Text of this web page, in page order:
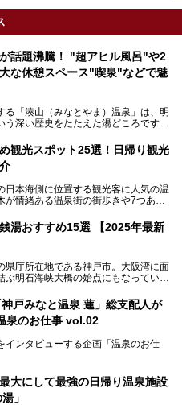
話題沸騰！ "超アヒル風呂"や2
な休憩スペース"喫泉"などで魅
る「湊山（みなとやま）温泉」は、明
深い歴史をたたえた湯どころです。
ちゃん。さらに、ゆったりくつろげて
休憩スペースも人気に。斬新な企画や
かせる湊山温泉の魅力をリポートしま
観光スポット25選！日帰り観光
日本海側に位置する観光客に人気の温
が情緒ある温泉街の街歩きや7つある
駅から温泉街が近く、歩いて回るのに
日帰りでの訪問にもおすすめです。
クアップ。温泉やご当地グルメなどを
モデルコースも紹介しているので、ぜ
湯おすすめ15選 【2025年最新
県庁所在地である神戸市。大阪湾に面
ぶ明石海峡大橋の始点にもなっていま
かに発展したハーバーランドなど、
じろ押しです。
から見ると、神戸市といえば何とい
ズナブルに体験できる健康ランドや
ら……。今回はそんな希望に沿う施設
戸みなと温泉 蓮」総支配人が
泉のお仕事 vol.02
インタビューする企画「温泉のお仕
続「ベストオブ宿泊賞」に輝いた
の魅力に迫りました！
大にして最強の日帰り温泉施設
」